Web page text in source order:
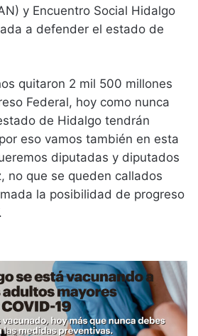
y Encuentro Social Hidalgo
a defender el estado de
quitaron 2 mil 500 millones
Federal, hoy como nunca
de Hidalgo tendrán
eso vamos también en esta
diputadas y diputados
no que se queden callados
la posibilidad de progreso